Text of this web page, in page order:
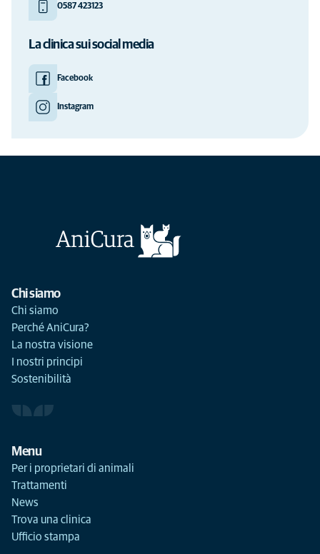
0587 423123
La clinica sui social media
Facebook
Instagram
Chi siamo
Chi siamo
Perché AniCura?
La nostra visione
I nostri principi
Sostenibilità
Menu
Per i proprietari di animali
Trattamenti
News
Trova una clinica
Ufficio stampa